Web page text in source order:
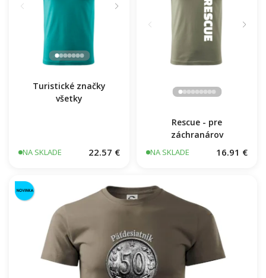
Turistické značky
NA SKLADE 22.57 €
Rescue - pre
záchranárov
NA SKLADE 16.91 €